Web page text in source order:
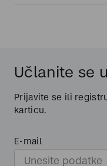
Učlanite se
Prijavite se ili
karticu.
E-mail